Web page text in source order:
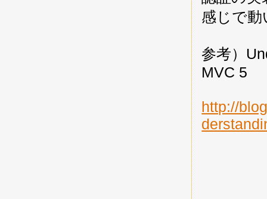
感じで
参考）
MVC 5
http://